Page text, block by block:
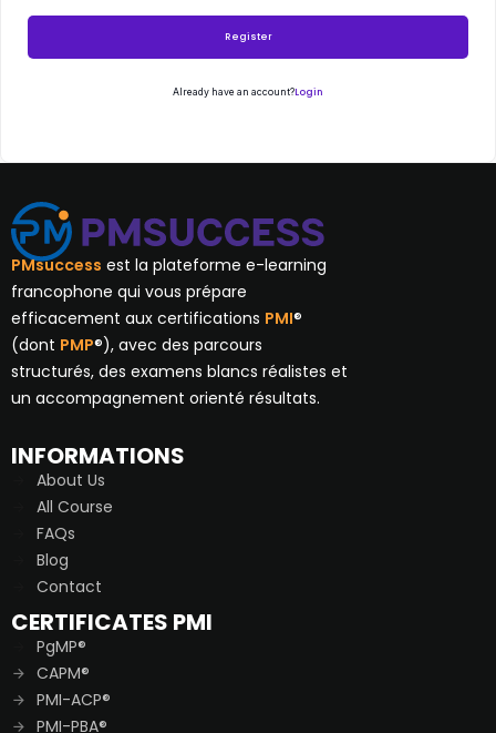
Register
Already have an account?Login
PMsuccess est la plateforme e-learning
francophone qui vous prépare
efficacement aux certifications PMI®
(dont PMP®), avec des parcours
structurés, des examens blancs réalistes et
un accompagnement orienté résultats.
INFORMATIONS
About Us
All Course
FAQs
Blog
Contact
CERTIFICATES PMI
PgMP®
CAPM®
PMI-ACP®
PMI-PBA®